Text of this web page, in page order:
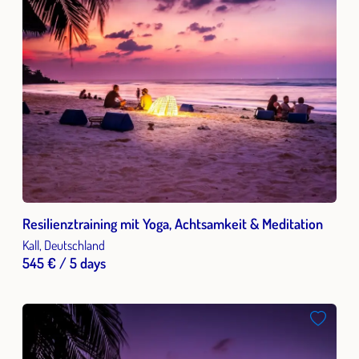
Resilienztraining mit Yoga, Achtsamkeit & Meditation
Kall, Deutschland
545 € / 5 days